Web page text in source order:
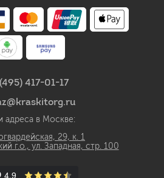
417-01-17
адреса в Москве:
29, к. 1
г.о., ул. Западная, стр. 100